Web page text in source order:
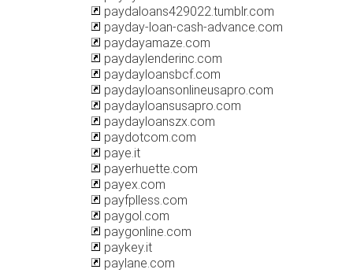
paydaloans429022.tumblr.com
payday-loan-cash-advance.com
paydayamaze.com
paydaylenderinc.com
paydayloansbcf.com
paydayloansonlineusapro.com
paydayloansusapro.com
paydayloanszx.com
paydotcom.com
paye.it
payerhuette.com
payex.com
payfplless.com
paygol.com
paygonline.com
paykey.it
paylane.com